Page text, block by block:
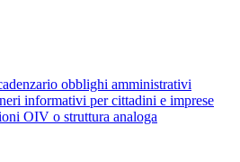
obblighi amministrativi
informativi per cittadini e imprese
OIV o struttura analoga